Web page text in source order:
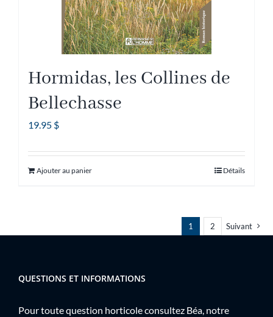
page
du
produit
Hormidas, les Collines de
Bellechasse
19.95 $
Ajouter au panier Détails
1 2 Suivant
QUESTIONS ET INFORMATIONS
Pour toute question horticole consultez Béa, notre